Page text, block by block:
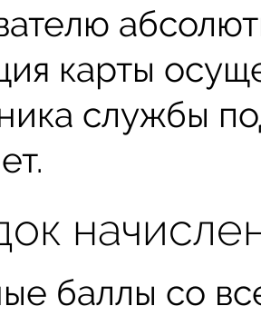
карты
службы
баллы со